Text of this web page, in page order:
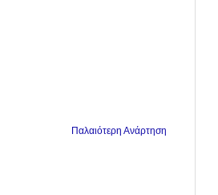
Παλαιότερη Ανάρτηση